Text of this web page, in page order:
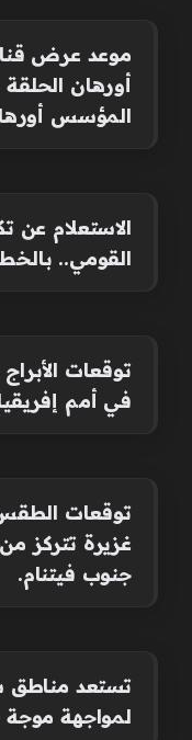
موعد عرض
المؤسس أورهان
الاستعلام عن
القومي..
توقعات
في أمم
غزيرة تتركز
جنوب فيتنام.
تستعد مناطق
لمواجهة